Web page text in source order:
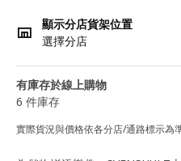
顯示分店貨架位置
選擇分店
有庫存於線上購物
6 件庫存
實際貨況與價格依各分店/通路標示為